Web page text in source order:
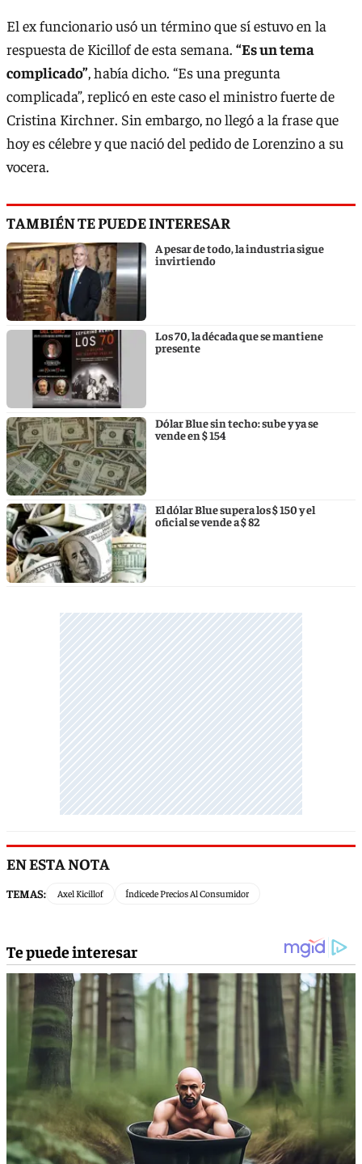
El ex funcionario usó un término que sí estuvo en la
respuesta de Kicillof de esta semana. “Es un tema
complicado”, había dicho. “Es una pregunta
complicada”, replicó en este caso el ministro fuerte de
Cristina Kirchner. Sin embargo, no llegó a la frase que
hoy es célebre y que nació del pedido de Lorenzino a su
vocera.
TAMBIÉN TE PUEDE INTERESAR
A pesar de todo, la industria sigue
invirtiendo
Los 70, la década que se mantiene
presente
Dólar Blue sin techo: sube y ya se
vende en $ 154
El dólar Blue supera los $ 150 y el
oficial se vende a $ 82
EN ESTA NOTA
TEMAS: Axel Kicillof Índicede Precios Al Consumidor